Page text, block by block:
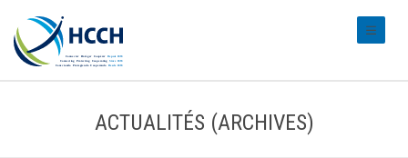
ACTUALITÉS (ARCHIVES)